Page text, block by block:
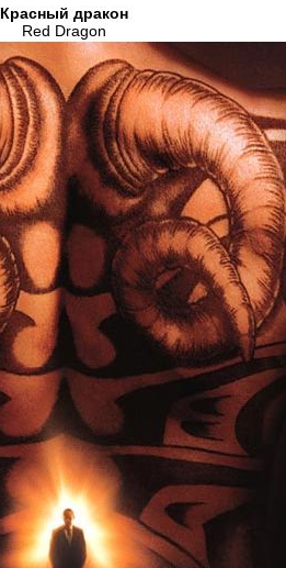
Красный дракон
Red Dragon